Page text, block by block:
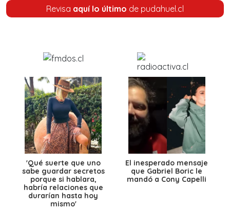
Revisa aquí lo último de pudahuel.cl
'Qué suerte que uno
sabe guardar secretos
porque si hablara,
habría relaciones que
durarían hasta hoy
mismo'
El inesperado mensaje
que Gabriel Boric le
mandó a Cony Capelli